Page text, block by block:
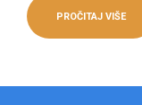
PROČITAJ VIŠE